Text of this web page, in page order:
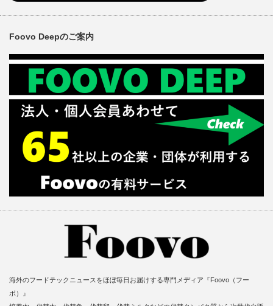
Foovo Deepのご案内
海外のフードテックニュースをほぼ毎日お届けする専門メディア『Foovo（フー
ボ）』